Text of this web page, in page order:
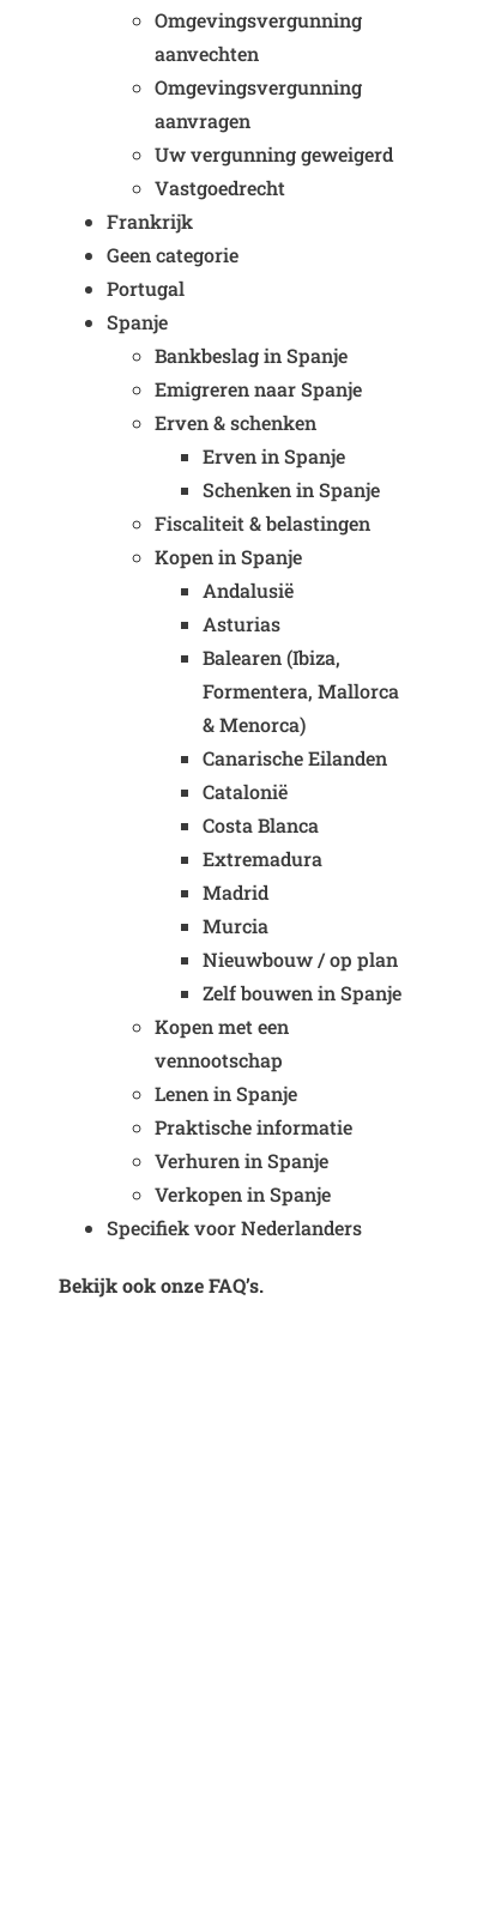
Omgevingsvergunning
aanvechten
Omgevingsvergunning
aanvragen
Uw vergunning geweigerd
Vastgoedrecht
Frankrijk
Geen categorie
Portugal
Spanje
Bankbeslag in Spanje
Emigreren naar Spanje
Erven & schenken
Erven in Spanje
Schenken in Spanje
Fiscaliteit & belastingen
Kopen in Spanje
Andalusië
Asturias
Balearen (Ibiza,
Formentera, Mallorca
& Menorca)
Canarische Eilanden
Catalonië
Costa Blanca
Extremadura
Madrid
Murcia
Nieuwbouw / op plan
Zelf bouwen in Spanje
Kopen met een
vennootschap
Lenen in Spanje
Praktische informatie
Verhuren in Spanje
Verkopen in Spanje
Specifiek voor Nederlanders
Bekijk ook onze FAQ’s.